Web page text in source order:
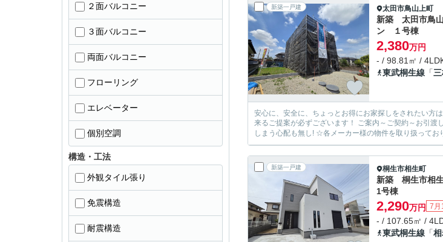
新築一戸建 太田市鳥山上町
新築 太田市鳥
ン １号棟
2,380万円
- / 98.81㎡ /
東武桐生線 「
安心に、安全に、ちょっとお得にお家探しをされたい方は三方舎まで！！ ★三方舎は地域密着度を重視しております★
来るご提案が必ずございます！ ご案内～ご契約～お引渡し～アフターフォローまでお客様とマンツーマン体制！ 転勤等が無い為に担当が急に変わって
新築一戸建 桐生市相生町
新築 桐生市相
1号棟
2,290万円 7月
- / 107.65㎡ /
東武桐生線 「
２面バルコニー
３面バルコニー
両面バルコニー
フローリング
エレベーター
個別空調
構造・工法
外観タイル張り
免震構造
耐震構造